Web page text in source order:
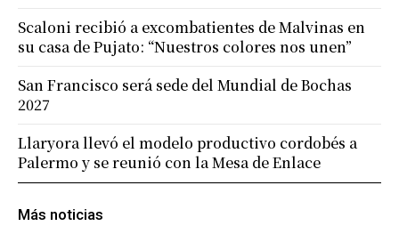
Más noticias
Scaloni recibió a excombatientes de Malvinas en
su casa de Pujato: “Nuestros colores nos unen”
San Francisco será sede del Mundial de Bochas
2027
Llaryora llevó el modelo productivo cordobés a
Palermo y se reunió con la Mesa de Enlace